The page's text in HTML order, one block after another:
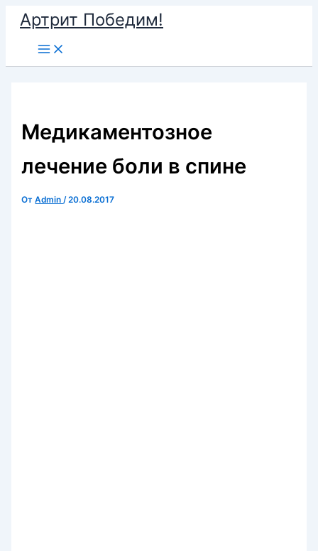
Перейти
содержимому
Артрит Победим!
Main
Menu
Медикаментозное
лечение боли в спине
ОтAdmin/20.08.2017